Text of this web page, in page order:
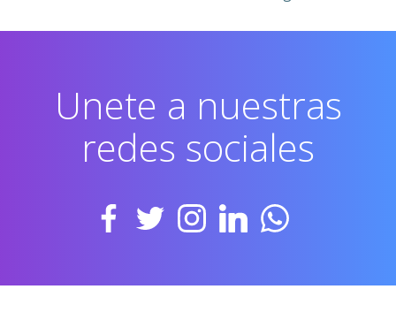
Unete a nuestras
redes sociales